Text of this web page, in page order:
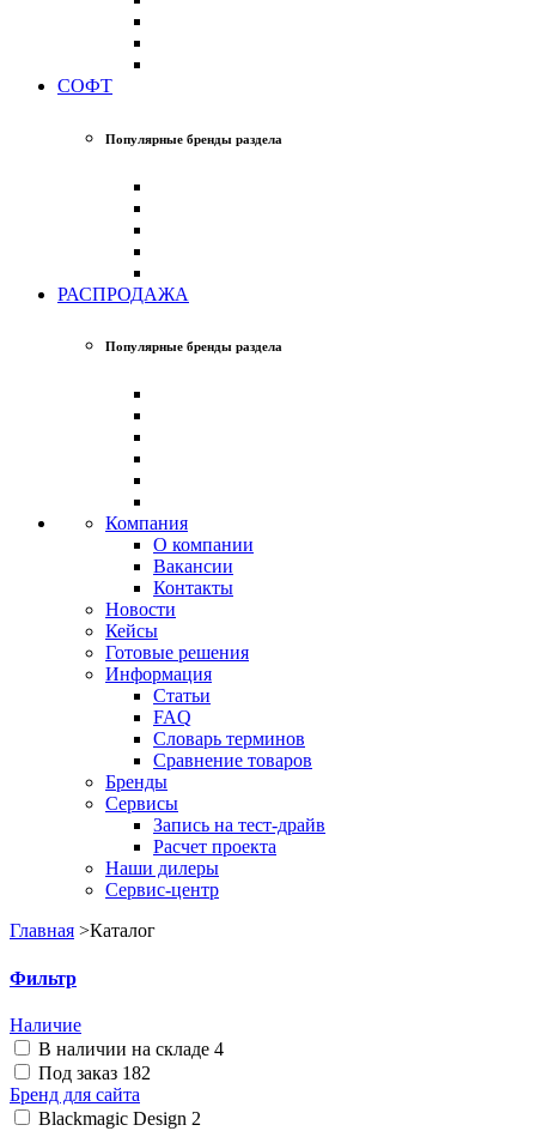
СОФТ
Популярные бренды раздела
РАСПРОДАЖА
Популярные бренды раздела
Компания
О компании
Вакансии
Контакты
Новости
Кейсы
Готовые решения
Информация
Статьи
FAQ
Словарь терминов
Сравнение товаров
Бренды
Сервисы
Запись на тест-драйв
Расчет проекта
Наши дилеры
Сервис-центр
Главная >Каталог
Фильтр
Наличие
В наличии на складе 4
Под заказ 182
Бренд для сайта
Blackmagic Design 2